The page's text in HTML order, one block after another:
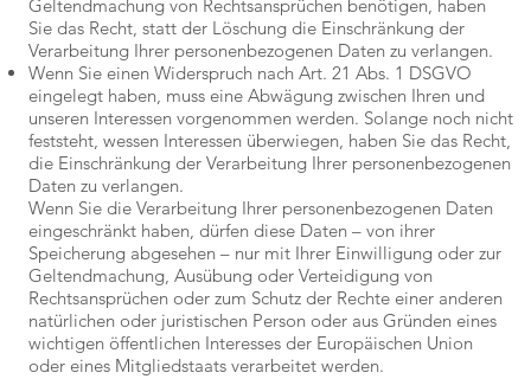
Geltendmachung von Rechtsansprüchen benötigen, haben
Sie das Recht, statt der Löschung die Einschränkung der
Verarbeitung Ihrer personenbezogenen Daten zu verlangen.
Wenn Sie einen Widerspruch nach Art. 21 Abs. 1 DSGVO
eingelegt haben, muss eine Abwägung zwischen Ihren und
unseren Interessen vorgenommen werden. Solange noch nicht
feststeht, wessen Interessen überwiegen, haben Sie das Recht,
die Einschränkung der Verarbeitung Ihrer personenbezogenen
Daten zu verlangen.
Wenn Sie die Verarbeitung Ihrer personenbezogenen Daten
eingeschränkt haben, dürfen diese Daten – von ihrer
Speicherung abgesehen – nur mit Ihrer Einwilligung oder zur
Geltendmachung, Ausübung oder Verteidigung von
Rechtsansprüchen oder zum Schutz der Rechte einer anderen
natürlichen oder juristischen Person oder aus Gründen eines
wichtigen öffentlichen Interesses der Europäischen Union
oder eines Mitgliedstaats verarbeitet werden.